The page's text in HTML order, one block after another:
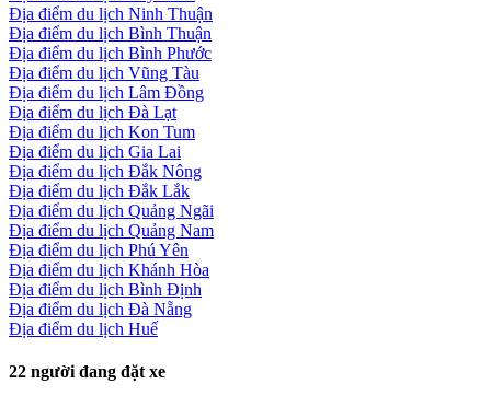
Địa điểm du lịch Ninh Thuận
Địa điểm du lịch Bình Thuận
Địa điểm du lịch Bình Phước
Địa điểm du lịch Vũng Tàu
Địa điểm du lịch Lâm Đồng
Địa điểm du lịch Đà Lạt
Địa điểm du lịch Kon Tum
Địa điểm du lịch Gia Lai
Địa điểm du lịch Đắk Nông
Địa điểm du lịch Đắk Lắk
Địa điểm du lịch Quảng Ngãi
Địa điểm du lịch Quảng Nam
Địa điểm du lịch Phú Yên
Địa điểm du lịch Khánh Hòa
Địa điểm du lịch Bình Định
Địa điểm du lịch Đà Nẵng
Địa điểm du lịch Huế
22 người đang đặt xe